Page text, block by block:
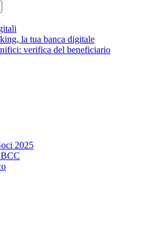
la tua banca digitale
verifica del beneficiario
2025